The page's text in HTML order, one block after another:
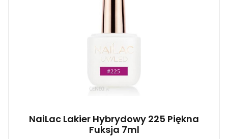
NaiLac Lakier Hybrydowy 225 Piękna
Fuksja 7ml